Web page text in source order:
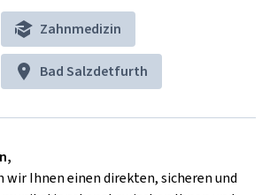
Zahnmedizin
Bad Salzdetfurth
Ihnen einen direkten, sicheren und